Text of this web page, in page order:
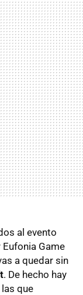
al evento
Game
a quedar sin
. De hecho hay
que